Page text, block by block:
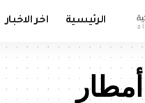
الرئيسية اخر الاخبار
أمطار